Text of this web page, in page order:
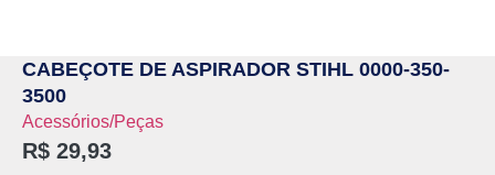
CABEÇOTE DE ASPIRADOR STIHL 0000-350-
3500
Acessórios/Peças
R$ 29,93